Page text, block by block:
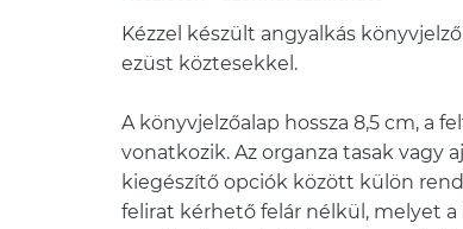
Kézzel készült angyalkás
ezüst köztesekkel.
A könyvjelzőalap hossza 8,5 cm, a
vonatkozik. Az organza tasak vagy
kiegészítő opciók között külön
felirat kérhető felár nélkül, melyet